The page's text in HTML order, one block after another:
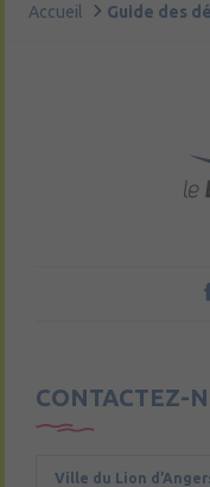
Accueil Guide des
CONTACTEZ-
Ville du Lion